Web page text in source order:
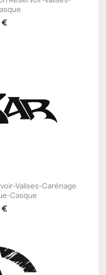
Valises-Carénage
Casque